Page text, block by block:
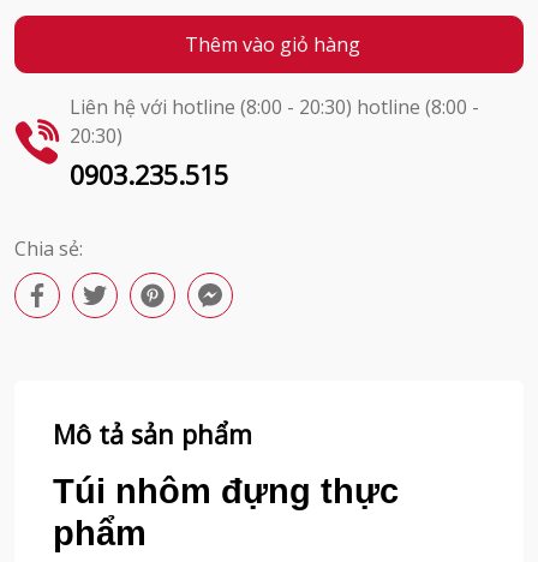
Thêm vào giỏ hàng
Liên hệ với hotline (8:00 - 20:30) hotline (8:00 -
20:30)
0903.235.515
Chia sẻ:
Mô tả sản phẩm
Túi nhôm đựng thực
phẩm